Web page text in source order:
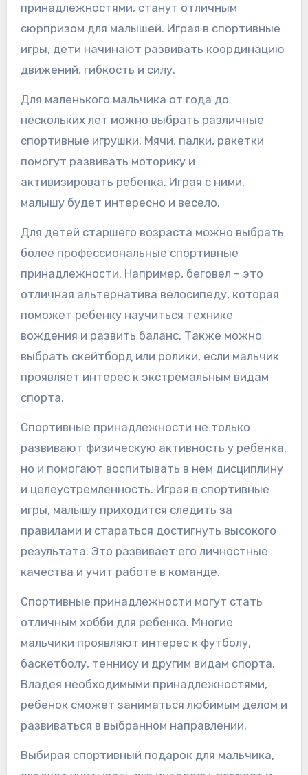
принадлежностями, станут отличным
сюрпризом для малышей. Играя в спортивные
игры, дети начинают развивать координацию
движений, гибкость и силу.
Для маленького мальчика от года до
нескольких лет можно выбрать различные
спортивные игрушки. Мячи, палки, ракетки
помогут развивать моторику и
активизировать ребенка. Играя с ними,
малышу будет интересно и весело.
Для детей старшего возраста можно выбрать
более профессиональные спортивные
принадлежности. Например, беговел – это
отличная альтернатива велосипеду, которая
поможет ребенку научиться технике
вождения и развить баланс. Также можно
выбрать скейтборд или ролики, если мальчик
проявляет интерес к экстремальным видам
спорта.
Спортивные принадлежности не только
развивают физическую активность у ребенка,
но и помогают воспитывать в нем дисциплину
и целеустремленность. Играя в спортивные
игры, малышу приходится следить за
правилами и стараться достигнуть высокого
результата. Это развивает его личностные
качества и учит работе в команде.
Спортивные принадлежности могут стать
отличным хобби для ребенка. Многие
мальчики проявляют интерес к футболу,
баскетболу, теннису и другим видам спорта.
Владея необходимыми принадлежностями,
ребенок сможет заниматься любимым делом и
развиваться в выбранном направлении.
Выбирая спортивный подарок для мальчика,